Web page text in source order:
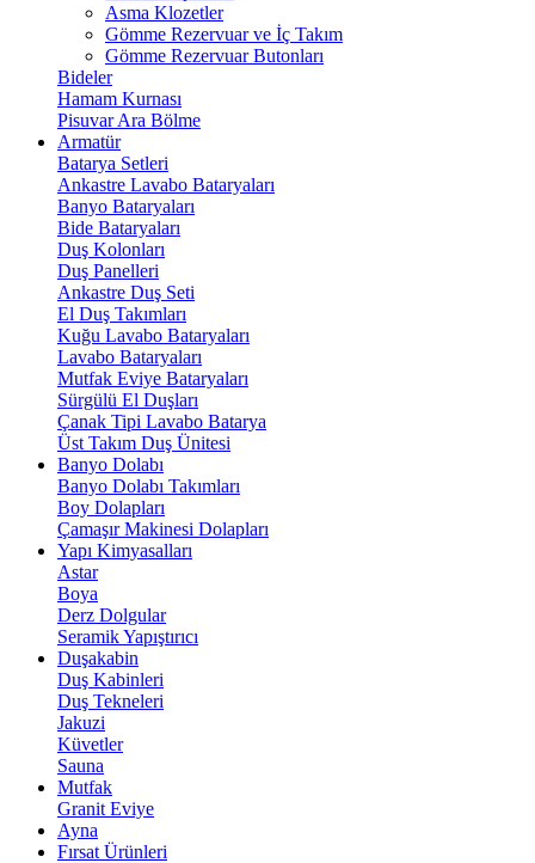
Asma Klozetler
Gömme Rezervuar ve İç Takım
Gömme Rezervuar Butonları
Bideler
Hamam Kurnası
Pisuvar Ara Bölme
Armatür
Batarya Setleri
Ankastre Lavabo Bataryaları
Banyo Bataryaları
Bide Bataryaları
Duş Kolonları
Duş Panelleri
Ankastre Duş Seti
El Duş Takımları
Kuğu Lavabo Bataryaları
Lavabo Bataryaları
Mutfak Eviye Bataryaları
Sürgülü El Duşları
Çanak Tipi Lavabo Batarya
Üst Takım Duş Ünitesi
Banyo Dolabı
Banyo Dolabı Takımları
Boy Dolapları
Çamaşır Makinesi Dolapları
Yapı Kimyasalları
Astar
Boya
Derz Dolgular
Seramik Yapıştırıcı
Duşakabin
Duş Kabinleri
Duş Tekneleri
Jakuzi
Küvetler
Sauna
Mutfak
Granit Eviye
Ayna
Fırsat Ürünleri